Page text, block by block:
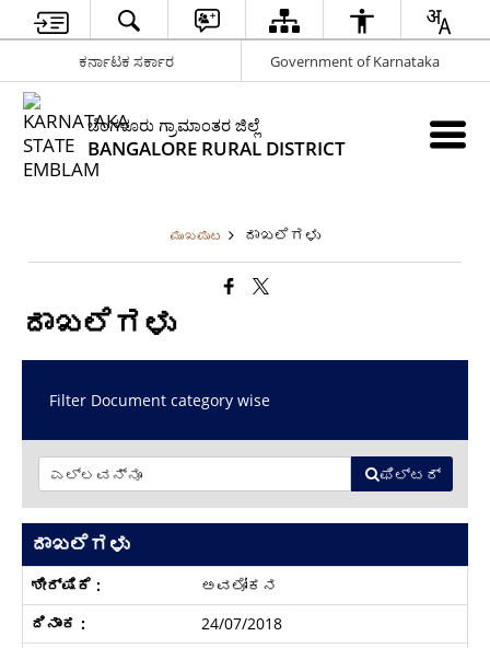
ಕರ್ನಾಟಕ ಸರ್ಕಾರ Government of Karnataka
ಬೆಂಗಳೂರು ಗ್ರಾಮಾಂತರ ಜಿಲ್ಲೆ
BANGALORE RURAL DISTRICT
ಮುಖಪುಟ ದಾಖಲೆಗಳು
ದಾಖಲೆಗಳು
Filter Document category wise
ಫಿಲ್ಟರ್
ದಾಖಲೆಗಳು
ಅವಲೋಕನ
24/07/2018